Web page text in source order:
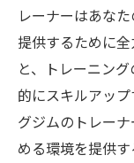
レーナーはあな
提供するために
と、トレーニン
的にスキルアッ
グジムのトレー
める環境を提供す